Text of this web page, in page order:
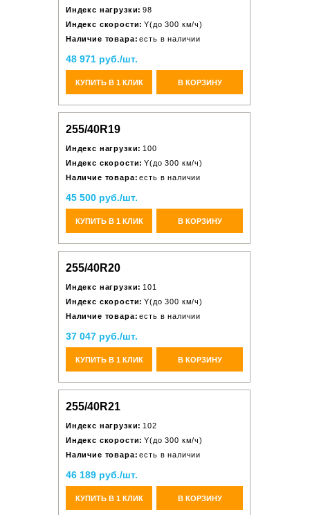
Индекс нагрузки: 98
Индекс скорости: Y(до 300 км/ч)
Наличие товара: есть в наличии
48 971 руб./шт.
КУПИТЬ В 1 КЛИК В КОРЗИНУ
255/40R19
Индекс нагрузки: 100
Индекс скорости: Y(до 300 км/ч)
Наличие товара: есть в наличии
45 500 руб./шт.
КУПИТЬ В 1 КЛИК В КОРЗИНУ
255/40R20
Индекс нагрузки: 101
Индекс скорости: Y(до 300 км/ч)
Наличие товара: есть в наличии
37 047 руб./шт.
КУПИТЬ В 1 КЛИК В КОРЗИНУ
255/40R21
Индекс нагрузки: 102
Индекс скорости: Y(до 300 км/ч)
Наличие товара: есть в наличии
46 189 руб./шт.
КУПИТЬ В 1 КЛИК В КОРЗИНУ